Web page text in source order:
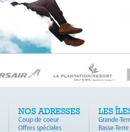
NOS ADRESSES
Coup de coeur
Offres spéciales
LES
Grande-
Basse-Terre